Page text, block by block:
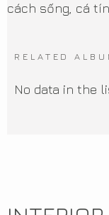
cách sống, cá
RELATED
No data in the